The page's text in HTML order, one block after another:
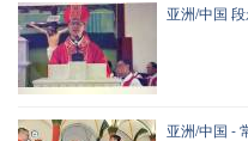
亚洲/中国
亚洲/中国 -